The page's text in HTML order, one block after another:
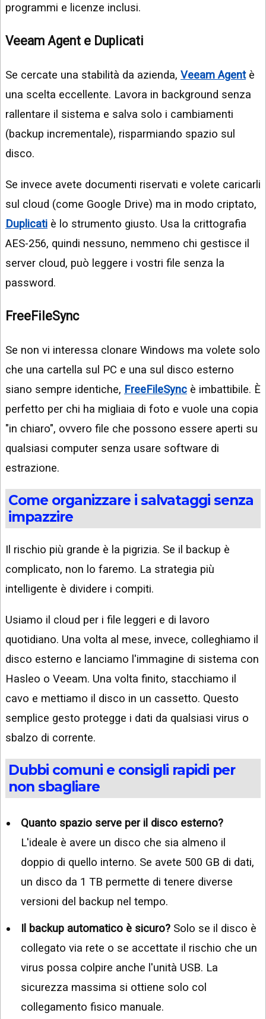
programmi e licenze inclusi.
Veeam Agent e Duplicati
Se cercate una stabilità da azienda, Veeam Agentè
una scelta eccellente. Lavora in background senza
rallentare il sistema e salva solo i cambiamenti
(backup incrementale), risparmiando spazio sul
disco.
Se invece avete documenti riservati e volete caricarli
sul cloud (come Google Drive) ma in modo criptato,
Duplicati è lo strumento giusto. Usa la crittografia
AES-256, quindi nessuno, nemmeno chi gestisce il
server cloud, può leggere i vostri file senza la
password.
FreeFileSync
Se non vi interessa clonare Windows ma volete solo
che una cartella sul PC e una sul disco esterno
siano sempre identiche, FreeFileSync è imbattibile. È
perfetto per chi ha migliaia di foto e vuole una copia
"in chiaro", ovvero file che possono essere aperti su
qualsiasi computer senza usare software di
estrazione.
Come organizzare i salvataggi senza
impazzire
Il rischio più grande è la pigrizia. Se il backup è
complicato, non lo faremo. La strategia più
intelligente è dividere i compiti.
Usiamo il cloud per i file leggeri e di lavoro
quotidiano. Una volta al mese, invece, colleghiamo il
disco esterno e lanciamo l'immagine di sistema con
Hasleo o Veeam. Una volta finito, stacchiamo il
cavo e mettiamo il disco in un cassetto. Questo
semplice gesto protegge i dati da qualsiasi virus o
sbalzo di corrente.
Dubbi comuni e consigli rapidi per
non sbagliare
Quanto spazio serve per il disco esterno?
L'ideale è avere un disco che sia almeno il
doppio di quello interno. Se avete 500 GB di dati,
un disco da 1 TB permette di tenere diverse
versioni del backup nel tempo.
Il backup automatico è sicuro? Solo se il disco è
collegato via rete o se accettate il rischio che un
virus possa colpire anche l'unità USB. La
sicurezza massima si ottiene solo col
collegamento fisico manuale.